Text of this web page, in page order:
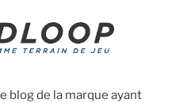
blog de la marque ayant